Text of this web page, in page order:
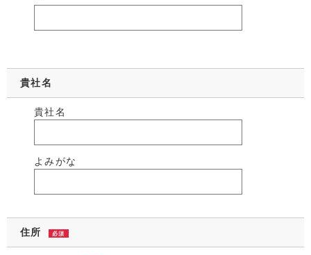
貴社名
貴社名
よみがな
住所 必須